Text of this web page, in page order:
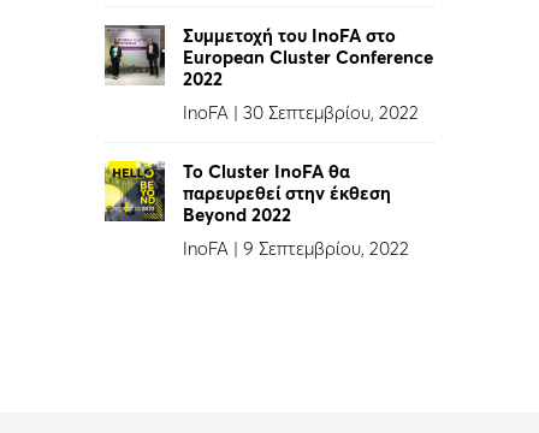
Συμμετοχή του InoFA στο
European Cluster Conference
2022
InoFA |30 Σεπτεμβρίου, 2022
Το Cluster InoFA θα
παρευρεθεί στην έκθεση
Beyond 2022
InoFA |9 Σεπτεμβρίου, 2022